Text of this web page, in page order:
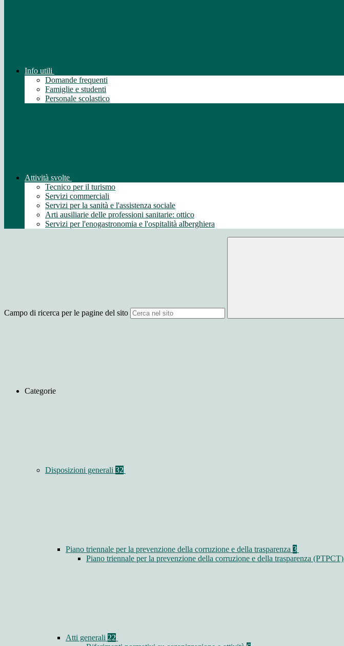
Info utili
Domande frequenti
Famiglie e studenti
Personale scolastico
Attività svolte
Tecnico per il turismo
Servizi commerciali
Servizi per la sanità e l'assistenza sociale
Arti ausiliarie delle professioni sanitarie: ottico
Servizi per l'enogastronomia e l'ospitalità alberghiera
Campo di ricerca per le pagine del sito
Categorie
Disposizioni generali 32
Piano triennale per la prevenzione della corruzione e della trasparenza 3
Piano triennale per la prevenzione della corruzione e della trasparenza (PTPCT)
Atti generali 22